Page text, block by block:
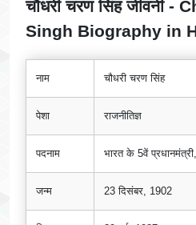
चौधरी चरण सिंह जीवनी
Singh Biography in
नाम चौधरी चरण सिंह
पेशा राजनीतिज्ञ
पदनाम भारत के 5वें
जन्म 23 दिसंबर, 1902